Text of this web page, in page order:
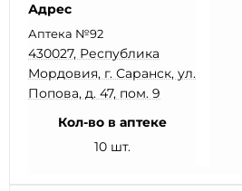
Адрес
Аптека №92
430027, Республика
Мордовия, г. Саранск, ул.
Попова, д. 47, пом. 9
Кол-во в аптеке
10 шт.